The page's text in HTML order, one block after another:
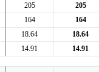
205
205
164
164
18.64
18.64
14.91 14.91